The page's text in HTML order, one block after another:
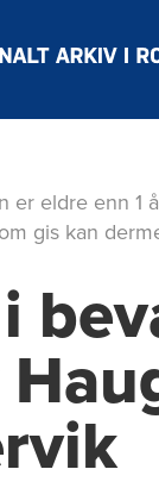
er eldre enn 1
gis kan